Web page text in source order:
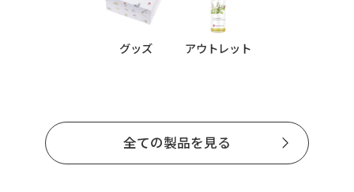
グッズ アウトレット
全ての製品を見る